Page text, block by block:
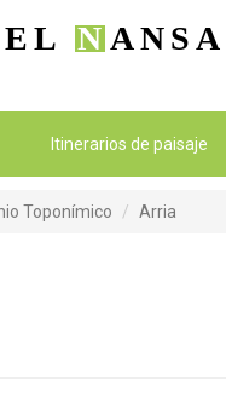
NANSA
Itinerarios de paisaje
Toponímico Arria